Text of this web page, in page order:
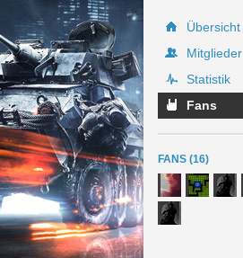
Übersicht
Mitglieder
Statistik
Fans
FANS (16)